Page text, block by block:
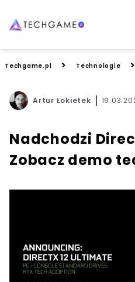
Techgame.pl > Technologie >
Artur Łokietek
Nadchodzi
Zobacz demo